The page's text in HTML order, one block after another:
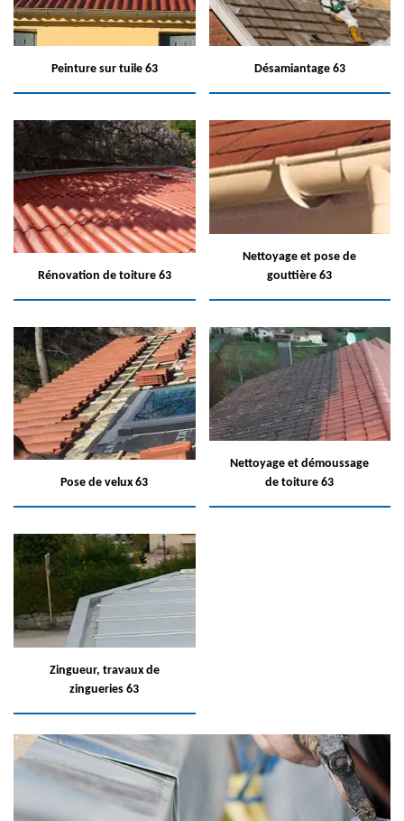
Peinture sur tuile 63 Désamiantage 63
Rénovation de toiture 63
Nettoyage et pose de
gouttière 63
Pose de velux 63
Nettoyage et démoussage
de toiture 63
Zingueur, travaux de
zingueries 63